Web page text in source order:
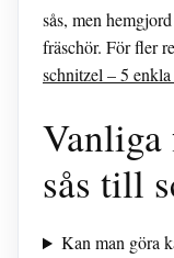
sås, men
fräschör. För fler
schnitzel – 5
sås till
Kan man göra